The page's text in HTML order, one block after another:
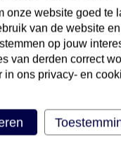
dit hotel
onze website goed te
van de website
op jouw
van derden correct
in ons privacy- en